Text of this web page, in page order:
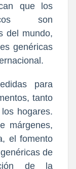
que los
son
del mundo,
genéricas
para
tanto
hogares.
márgenes,
el fomento
de
de la